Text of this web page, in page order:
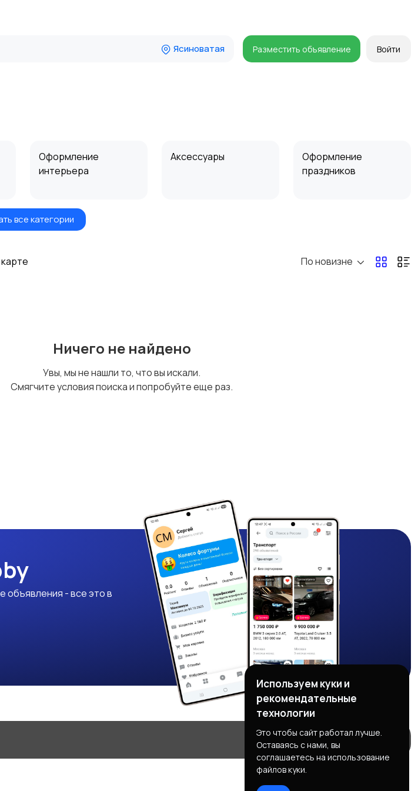
Ясиноватая Разместить объявление Войти
Оформление
интерьера
Аксессуары
Оформление
праздников
все категории
По новизне
Ничего не найдено
Увы, мы не нашли то, что вы искали.
Смягчите условия поиска и попробуйте еще раз.
объявления - все это в
Используем куки и
рекомендательные
технологии
Это чтобы сайт работал лучше.
Оставаясь с нами, вы
соглашаетесь на использование
файлов куки.